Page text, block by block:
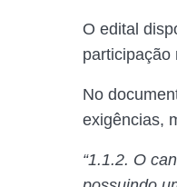
O edital
participação
No
exigências,
“1.1.2. O